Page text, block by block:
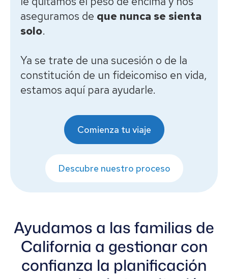
aseguramos de que nunca se sienta
solo.
Ya se trate de una sucesión o de la
constitución de un fideicomiso en vida,
estamos aquí para ayudarle.
Comienza tu viaje
Descubre nuestro proceso
Ayudamos a las familias de
California a gestionar con
confianza la planificación